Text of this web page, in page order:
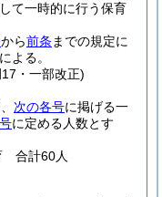
て一時的に行う保育
から前条 までの規定に
よる。
・一部改正)
次の各号に掲げる一
に定める人数とす
合計60人